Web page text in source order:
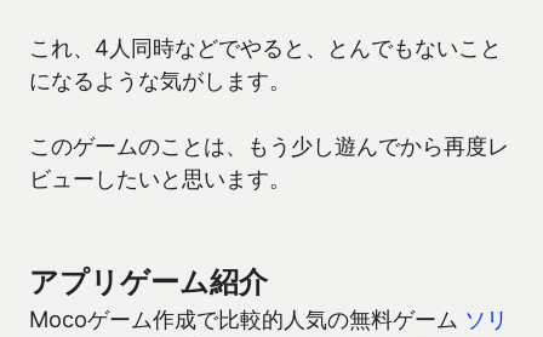
これ、4人同時などでやると、とんでもないこと
になるような気がします。
このゲームのことは、もう少し遊んでから再度レ
ビューしたいと思います。
アプリゲーム紹介
Mocoゲーム作成で比較的人気の無料ゲーム ソリ